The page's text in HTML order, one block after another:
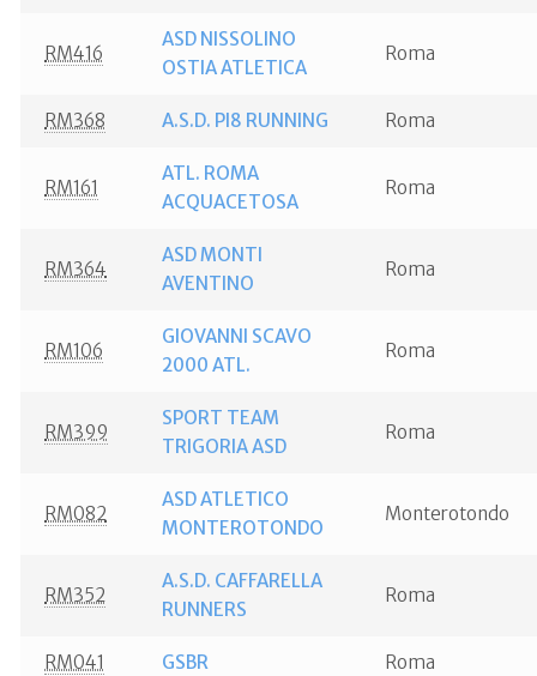
RM416
ASD NISSOLINO
OSTIA ATLETICA
Roma
RM368 A.S.D. PI8 RUNNING Roma
RM161
ATL. ROMA
ACQUACETOSA
Roma
RM364
ASD MONTI
AVENTINO
Roma
RM106
GIOVANNI SCAVO
2000 ATL.
Roma
RM399
SPORT TEAM
TRIGORIA ASD
Roma
RM082
ASD ATLETICO
MONTEROTONDO
Monterotondo
RM352
A.S.D. CAFFARELLA
RUNNERS
Roma
RM041 GSBR Roma